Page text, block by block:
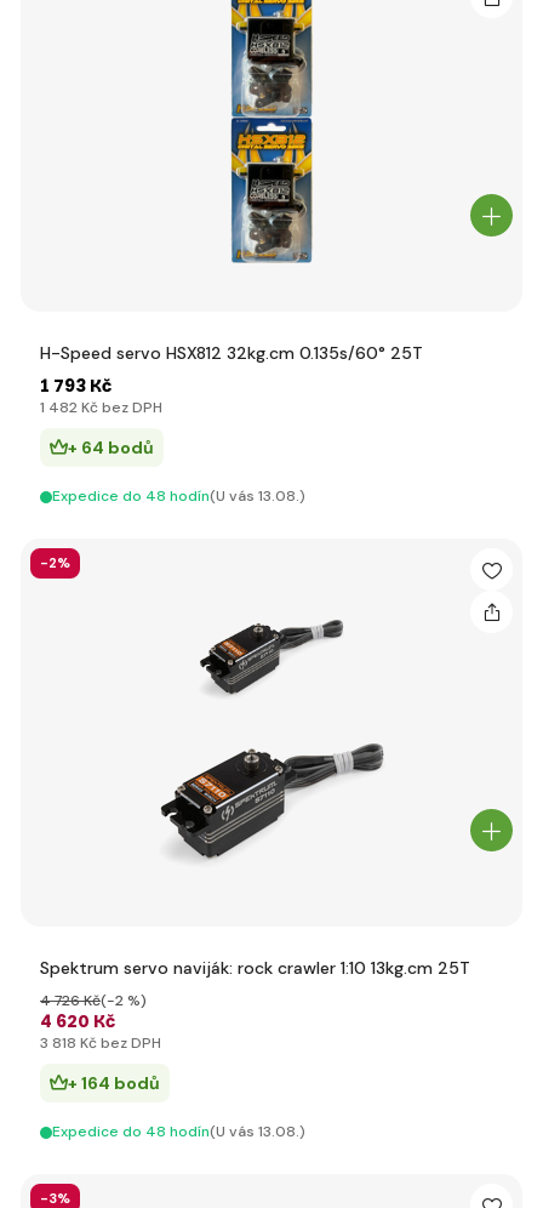
H-Speed servo HSX812 32kg.cm 0.135s/60° 25T
1 793 Kč
1 482 Kč bez DPH
+ 64 bodů
Expedice do 48 hodín(U vás 13.08.)
-2%
Spektrum servo naviják: rock crawler 1:10 13kg.cm 25T
4 620 Kč
4 726 Kč(-2 %)
3 818 Kč bez DPH
+ 164 bodů
Expedice do 48 hodín(U vás 13.08.)
-3%